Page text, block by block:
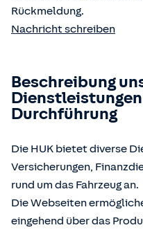
Rückmeldung.
Nachricht schreiben
Beschreibung
Durchführung
Die HUK bietet diverse
Versicherungen,
rund um das Fahrzeug an.
Die Webseiten
eingehend über das